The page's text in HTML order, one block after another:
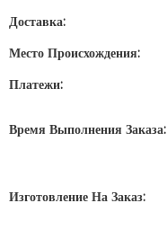
Доставка:
Место Происхождения:
Платежи:
Время Выполнения Заказа:
Изготовление На Заказ: